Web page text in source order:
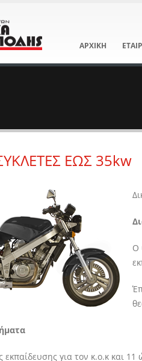
ΑΡΧΙΚΗ
ΕΩΣ 35kw
Ο
για τον κ.ο.κ και 11